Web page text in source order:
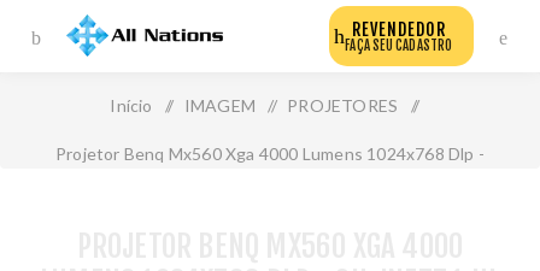
REVENDEDOR
FAÇA SEU CADASTRO
Início / IMAGEM / PROJETORES /
Projetor Benq Mx560 Xga 4000 Lumens 1024x768 Dlp -